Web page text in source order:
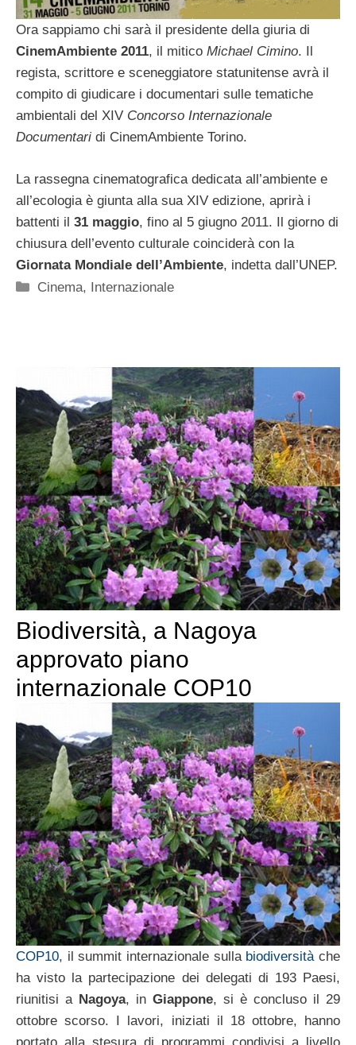
Ora sappiamo chi sarà il presidente della giuria di
CinemAmbiente 2011, il mitico Michael Cimino. Il
regista, scrittore e sceneggiatore statunitense avrà il
compito di giudicare i documentari sulle tematiche
ambientali del XIV Concorso Internazionale
Documentari di CinemAmbiente Torino.
La rassegna cinematografica dedicata all’ambiente e
all’ecologia è giunta alla sua XIV edizione, aprirà i
battenti il 31 maggio, fino al 5 giugno 2011. Il giorno di
chiusura dell’evento culturale coinciderà con la
Giornata Mondiale dell’Ambiente, indetta dall’UNEP.
Categorie
Cinema, Internazionale
Biodiversità, a Nagoya
approvato piano
internazionale COP10
COP10, il summit internazionale sulla biodiversità che
ha visto la partecipazione dei delegati di 193 Paesi,
riunitisi a Nagoya, in Giappone, si è concluso il 29
ottobre scorso. I lavori, iniziati il 18 ottobre, hanno